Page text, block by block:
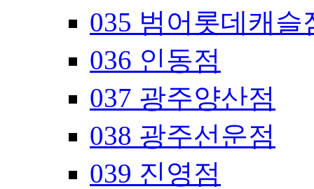
035 범어롯데캐슬
036 인동점
037 광주양산점
038 광주선운점
039 진영점